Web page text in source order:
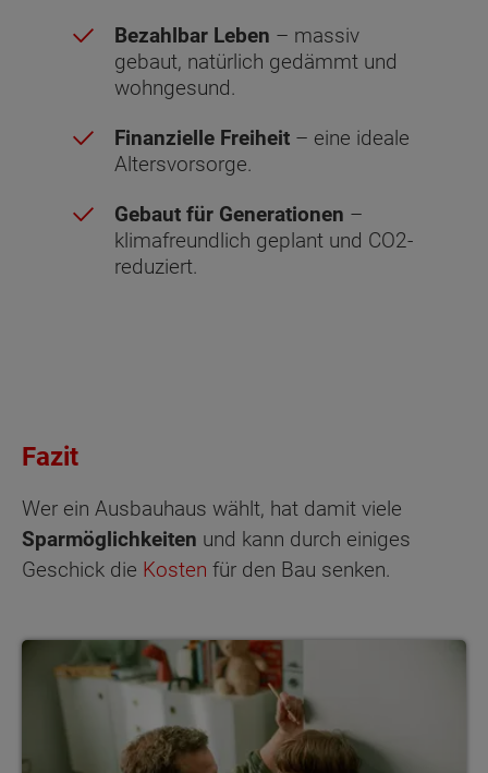
Bezahlbar Leben – massiv
gebaut, natürlich gedämmt und
wohngesund.
Finanzielle Freiheit – eine ideale
Altersvorsorge.
Gebaut für Generationen –
klimafreundlich geplant und CO2-
reduziert.
Fazit
Wer ein Ausbauhaus wählt, hat damit viele
Sparmöglichkeiten und kann durch einiges
Geschick die Kosten für den Bau senken.
Eignet sich das Ausbauhaus für jeden Bauherrn?